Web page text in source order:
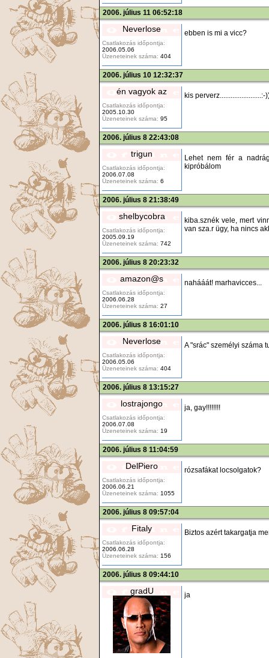
2006. július 11 06:52:18
Neverlose
Csatlakozás időpontja:
2006.05.06
Üzeneteinek száma: 404
ebben is mi a vicc?
2006. július 10 12:32:37
én vagyok az
Csatlakozás időpontja:
2005.10.30
Üzeneteinek száma: 95
kis perverz.......................:-
2006. július 8 22:43:08
trigun
Csatlakozás időpontja:
2006.07.08
Üzeneteinek száma: 6
Lehet nem fér a
kipróbálom
2006. július 8 21:38:49
shelbycobra
Csatlakozás időpontja:
2005.09.19
Üzeneteinek száma: 742
kiba.sznék vele, mert
van sza.r ügy, ha nincs
2006. július 8 20:23:32
amazon@s
Csatlakozás időpontja:
2006.06.28
Üzeneteinek száma: 27
nahááát! marhavicces...
2006. július 8 16:01:10
Neverlose
Csatlakozás időpontja:
2006.05.06
Üzeneteinek száma: 404
A "srác" személyi száma
2006. július 8 13:15:27
lostrajongo
Csatlakozás időpontja:
2006.07.08
Üzeneteinek száma: 19
ja, gay!!!!!!!!
2006. július 8 11:04:59
DelPiero
Csatlakozás időpontja:
2006.06.21
Üzeneteinek száma: 1055
rózsafákat locsolgatok?
2006. július 8 09:57:04
Fitaly
Csatlakozás időpontja:
2006.06.28
Üzeneteinek száma: 156
Biztos azért takargatja
2006. július 8 09:44:10
gradU ja